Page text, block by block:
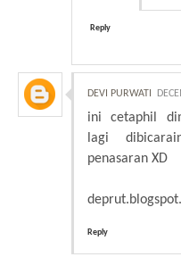
Reply
DEVI PURWATI
ini cetaphil
lagi
penasaran XD
Reply